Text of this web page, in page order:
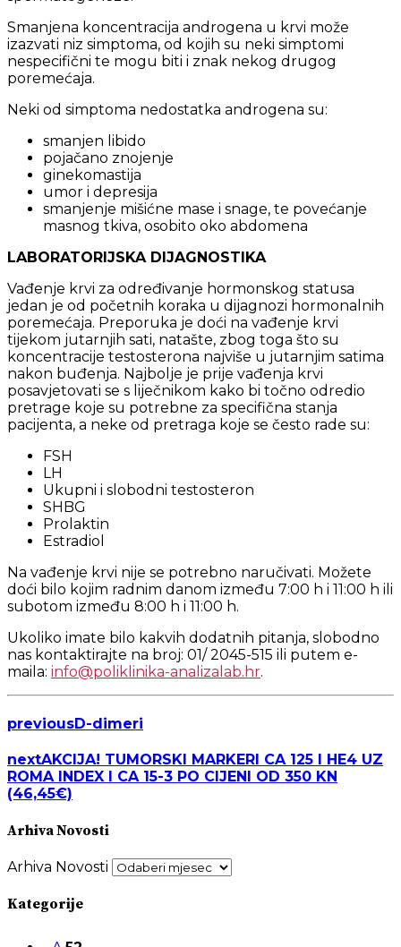
Smanjena koncentracija androgena u krvi može
izazvati niz simptoma, od kojih su neki simptomi
nespecifični te mogu biti i znak nekog drugog
poremećaja.
Neki od simptoma nedostatka androgena su:
smanjen libido
pojačano znojenje
ginekomastija
umor i depresija
smanjenje mišićne mase i snage, te povećanje
masnog tkiva, osobito oko abdomena
LABORATORIJSKA DIJAGNOSTIKA
Vađenje krvi za određivanje hormonskog statusa
jedan je od početnih koraka u dijagnozi hormonalnih
poremećaja. Preporuka je doći na vađenje krvi
tijekom jutarnjih sati, natašte, zbog toga što su
koncentracije testosterona najviše u jutarnjim satima
nakon buđenja. Najbolje je prije vađenja krvi
posavjetovati se s liječnikom kako bi točno odredio
pretrage koje su potrebne za specifična stanja
pacijenta, a neke od pretraga koje se često rade su:
FSH
LH
Ukupni i slobodni testosteron
SHBG
Prolaktin
Estradiol
Na vađenje krvi nije se potrebno naručivati. Možete
doći bilo kojim radnim danom između 7:00 h i 11:00 h ili
subotom između 8:00 h i 11:00 h.
Ukoliko imate bilo kakvih dodatnih pitanja, slobodno
nas kontaktirajte na broj: 01/ 2045-515 ili putem e-
maila: info@poliklinika-analizalab.hr.
previousD-dimeri
nextAKCIJA! TUMORSKI MARKERI CA 125 I HE4 UZ
ROMA INDEX I CA 15-3 PO CIJENI OD 350 KN
(46,45€)
Arhiva Novosti
Arhiva Novosti
Kategorije